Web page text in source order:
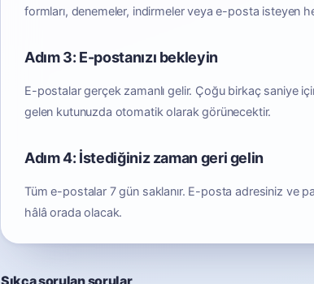
formları, denemeler, indirmeler veya e-posta isteyen
Adım 3: E-postanızı bekleyin
E-postalar gerçek zamanlı gelir. Çoğu birkaç saniye
gelen kutunuzda otomatik olarak görünecektir.
Adım 4: İstediğiniz zaman geri gelin
Tüm e-postalar 7 gün saklanır. E-posta adresiniz ve
hâlâ orada olacak.
Sıkça sorulan sorular